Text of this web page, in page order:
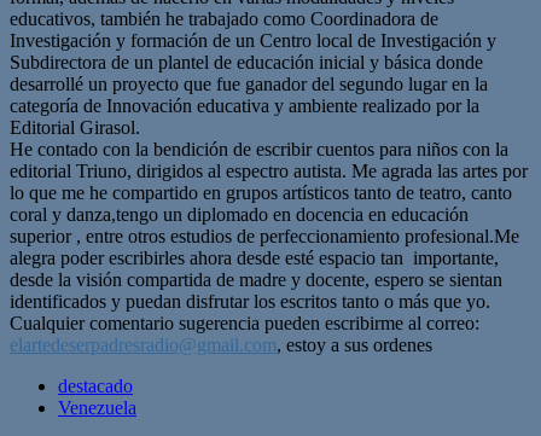
educativos, también he trabajado como Coordinadora de
Investigación y formación de un Centro local de Investigación y
Subdirectora de un plantel de educación inicial y básica donde
desarrollé un proyecto que fue ganador del segundo lugar en la
categoría de Innovación educativa y ambiente realizado por la
Editorial Girasol.
He contado con la bendición de escribir cuentos para niños con la
editorial Triuno, dirigidos al espectro autista. Me agrada las artes por
lo que me he compartido en grupos artísticos tanto de teatro, canto
coral y danza,tengo un diplomado en docencia en educación
superior , entre otros estudios de perfeccionamiento profesional.Me
alegra poder escribirles ahora desde esté espacio tan importante,
desde la visión compartida de madre y docente, espero se sientan
identificados y puedan disfrutar los escritos tanto o más que yo.
Cualquier comentario sugerencia pueden escribirme al correo:
elartedeserpadresradio@gmail.com, estoy a sus ordenes
destacado
Venezuela